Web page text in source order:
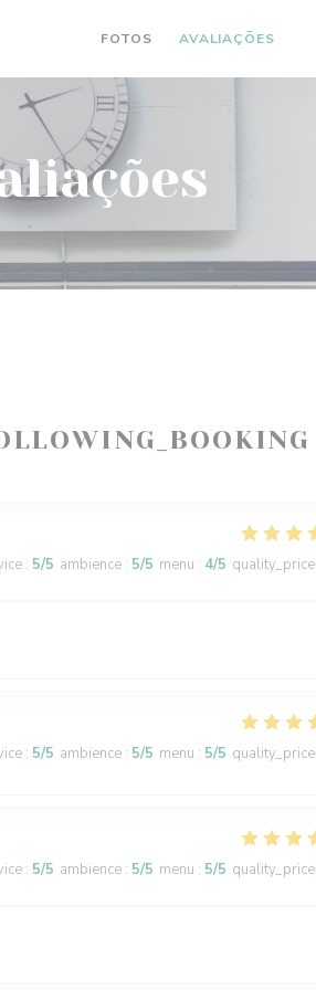
FOTOS AVALIAÇÕES
: 5/5 ambience : 5/5 menu : 4/5 quality_price
: 5/5 ambience : 5/5 menu : 5/5 quality_price
: 5/5 ambience : 5/5 menu : 5/5 quality_price